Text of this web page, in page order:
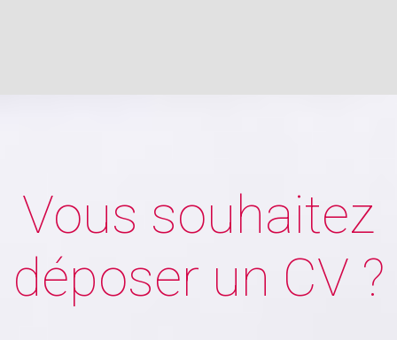
Vous souhaitez
déposer un CV ?